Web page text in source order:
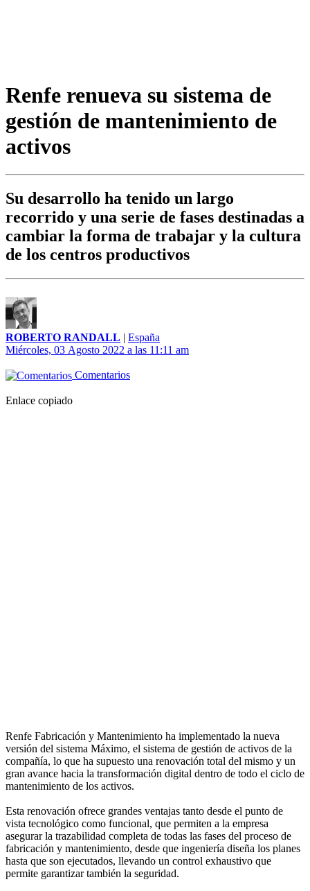
Renfe renueva su sistema de
gestión de mantenimiento de
activos
Su desarrollo ha tenido un largo
recorrido y una serie de fases destinadas a
cambiar la forma de trabajar y la cultura
de los centros productivos
ROBERTO RANDALL | España
Miércoles, 03 Agosto 2022 a las 11:11 am
Comentarios
Enlace copiado
Renfe Fabricación y Mantenimiento ha implementado la nueva
versión del sistema Máximo, el sistema de gestión de activos de la
compañía, lo que ha supuesto una renovación total del mismo y un
gran avance hacia la transformación digital dentro de todo el ciclo de
mantenimiento de los activos.
Esta renovación ofrece grandes ventajas tanto desde el punto de
vista tecnológico como funcional, que permiten a la empresa
asegurar la trazabilidad completa de todas las fases del proceso de
fabricación y mantenimiento, desde que ingeniería diseña los planes
hasta que son ejecutados, llevando un control exhaustivo que
permite garantizar también la seguridad.